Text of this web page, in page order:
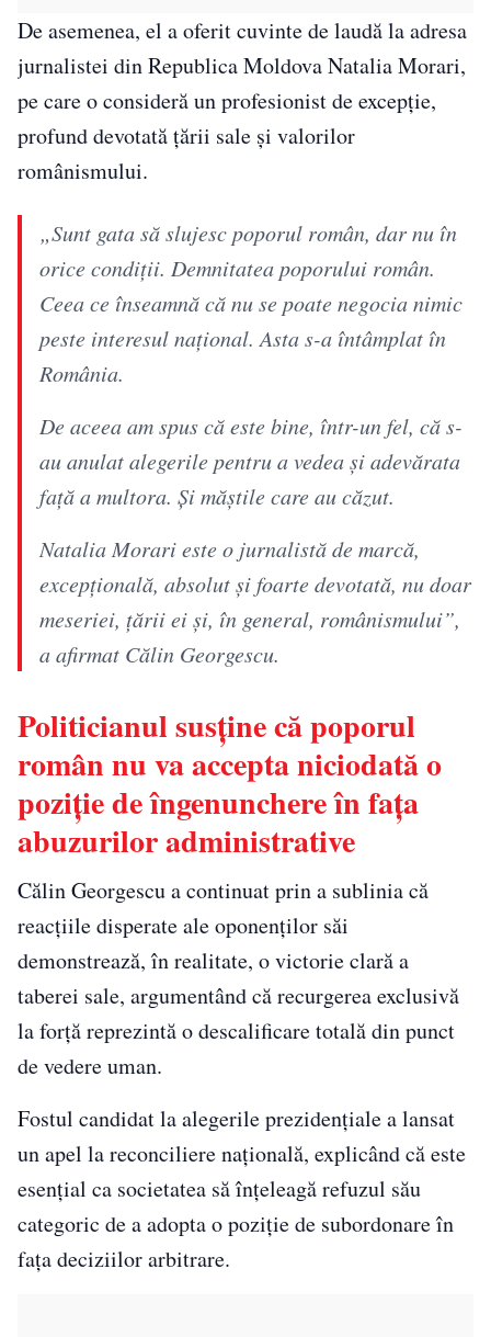
De asemenea, el a oferit cuvinte de laudă la adresa
jurnalistei din Republica Moldova Natalia Morari,
pe care o consideră un profesionist de excepție,
profund devotată țării sale și valorilor
românismului.
„Sunt gata să slujesc poporul român, dar nu în
orice condiții. Demnitatea poporului român.
Ceea ce înseamnă că nu se poate negocia nimic
peste interesul național. Asta s-a întâmplat în
România.
De aceea am spus că este bine, într-un fel, că s-
au anulat alegerile pentru a vedea și adevărata
față a multora. Și măștile care au căzut.
Natalia Morari este o jurnalistă de marcă,
excepțională, absolut și foarte devotată, nu doar
meseriei, țării ei și, în general, românismului”,
a afirmat Călin Georgescu.
Politicianul susține că poporul
român nu va accepta niciodată o
poziție de îngenunchere în fața
abuzurilor administrative
Călin Georgescu a continuat prin a sublinia că
reacțiile disperate ale oponenților săi
demonstrează, în realitate, o victorie clară a
taberei sale, argumentând că recurgerea exclusivă
la forță reprezintă o descalificare totală din punct
de vedere uman.
Fostul candidat la alegerile prezidențiale a lansat
un apel la reconciliere națională, explicând că este
esențial ca societatea să înțeleagă refuzul său
categoric de a adopta o poziție de subordonare în
fața deciziilor arbitrare.